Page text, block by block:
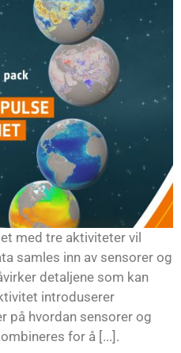
med tre aktiviteter vil
samles inn av sensorer og
detaljene som kan
introduserer
på hvordan sensorer og
for å [...].